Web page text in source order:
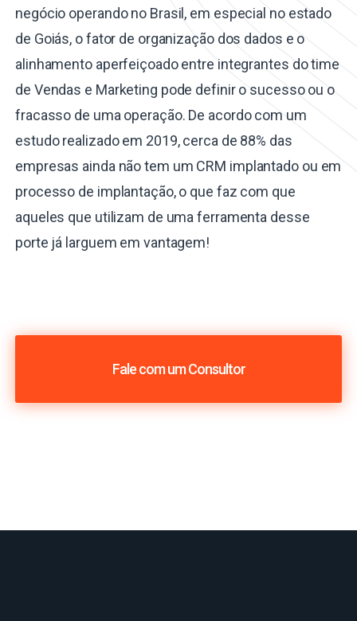
negócio operando no Brasil, em especial no estado
de Goiás, o fator de organização dos dados e o
alinhamento aperfeiçoado entre integrantes do time
de Vendas e Marketing pode definir o sucesso ou o
fracasso de uma operação. De acordo com um
estudo realizado em 2019, cerca de 88% das
empresas ainda não tem um CRM implantado ou em
processo de implantação, o que faz com que
aqueles que utilizam de uma ferramenta desse
porte já larguem em vantagem!
Fale com um Consultor